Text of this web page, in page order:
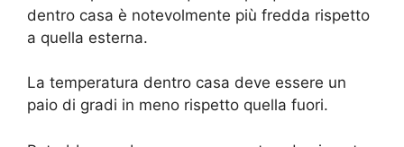
dentro casa è notevolmente più fredda rispetto
a quella esterna.
La temperatura dentro casa deve essere un
paio di gradi in meno rispetto quella fuori.